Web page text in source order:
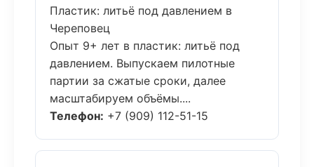
Пластик: литьё под давлением в
Череповец
Опыт 9+ лет в пластик: литьё под
давлением. Выпускаем пилотные
партии за сжатые сроки, далее
масштабируем объёмы....
Телефон: +7 (909) 112-51-15